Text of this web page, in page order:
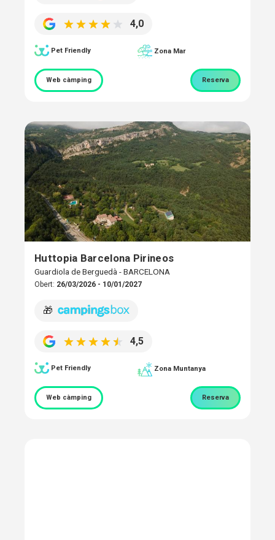
4,0
Pet Friendly Zona Mar
Web càmping Reserva
Huttopia Barcelona Pirineos
Guardiola de Berguedà - BARCELONA
Obert: 26/03/2026 - 10/01/2027
🎁
4,5
Pet Friendly Zona Muntanya
Web càmping Reserva